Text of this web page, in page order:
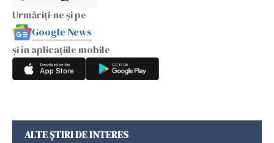
Urmăriți-ne și pe
Google News
și în aplicațiile mobile
ALTE ȘTIRI DE INTERES